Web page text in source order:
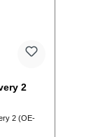
2
2 (OE-